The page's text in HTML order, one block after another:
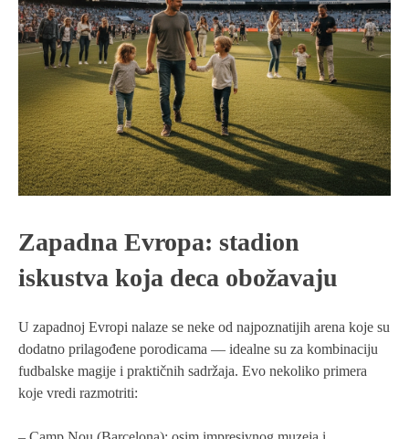
Zapadna Evropa: stadion
iskustva koja deca obožavaju
U zapadnoj Evropi nalaze se neke od najpoznatijih arena koje su
dodatno prilagođene porodicama — idealne su za kombinaciju
fudbalske magije i praktičnih sadržaja. Evo nekoliko primera
koje vredi razmotriti: